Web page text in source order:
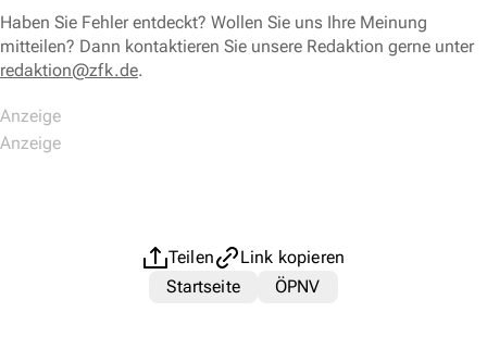
Haben Sie Fehler entdeckt? Wollen Sie uns Ihre Meinung
mitteilen? Dann kontaktieren Sie unsere Redaktion gerne unter
redaktion@zfk.de.
Teilen
Link kopieren
Startseite
ÖPNV